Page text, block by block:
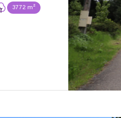
3772 m²